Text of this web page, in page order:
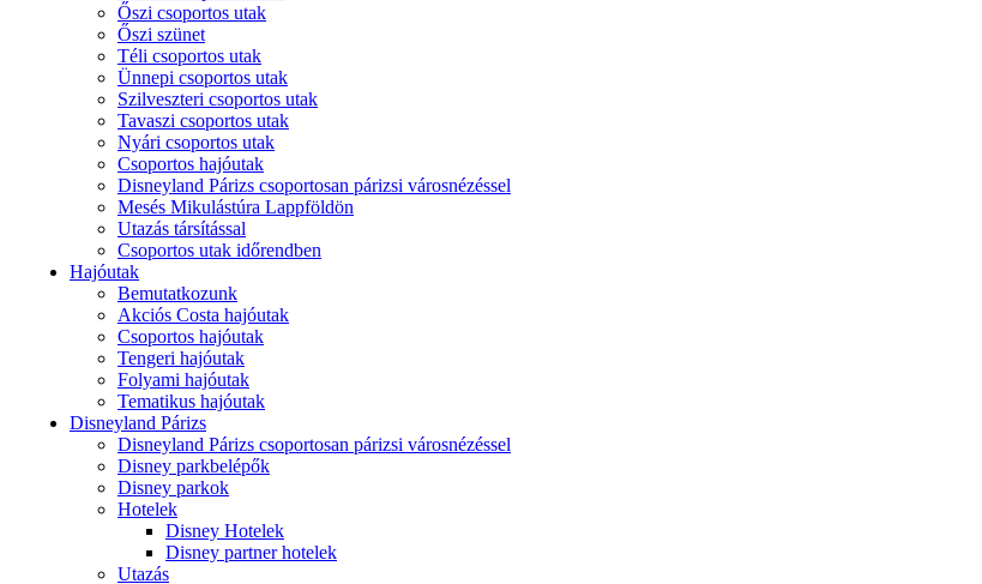
Őszi csoportos utak
Őszi szünet
Téli csoportos utak
Ünnepi csoportos utak
Szilveszteri csoportos utak
Tavaszi csoportos utak
Nyári csoportos utak
Csoportos hajóutak
Disneyland Párizs csoportosan párizsi városnézéssel
Mesés Mikulástúra Lappföldön
Utazás társítással
Csoportos utak időrendben
Hajóutak
Bemutatkozunk
Akciós Costa hajóutak
Csoportos hajóutak
Tengeri hajóutak
Folyami hajóutak
Tematikus hajóutak
Disneyland Párizs
Disneyland Párizs csoportosan párizsi városnézéssel
Disney parkbelépők
Disney parkok
Hotelek
Disney Hotelek
Disney partner hotelek
Utazás